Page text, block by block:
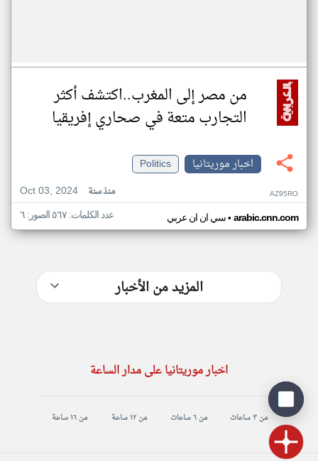
من مصر إلى المغرب..اكتشف أكثر
التجارب متعة في صحاري إفريقيا
اخبار موريتانيا
Politics
Oct 03, 2024
منذ سنة AZ95RO
سي ان ان عربي• arabic.cnn.com عدد الكلمات: ٥٦٧ الصور: ٦
المزيد من الأخبار
اخبار موريتانيا على مدار الساعة
من ٣ ساعات من ٦ ساعات من ١٢ ساعة من ١٦ ساعة